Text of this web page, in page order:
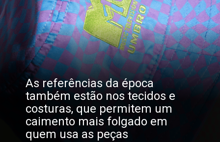
As referências da época
também estão nos tecidos e
costuras, que permitem um
caimento mais folgado em
quem usa as peças